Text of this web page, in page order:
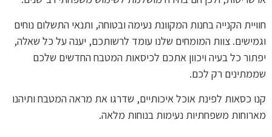
חוויית הקנייה בחנות המקוונת נעימה ובטוחה, ותנאי התשלום נוחים
וגמישים. צוות המומחים שלנו עומד לרשותכם, יענה על כל שאלה,
יפתור כל בעיה ויכוון אתכם לכיסאות המטבח החדשים שלכם
שממתינים רק לכם.
קנו כסאות לפינת אוכל איכותיים, שדרגו את מראה המטבח ותיהנו
מארוחות משפחתיות נעימות בנוחות מלאה.